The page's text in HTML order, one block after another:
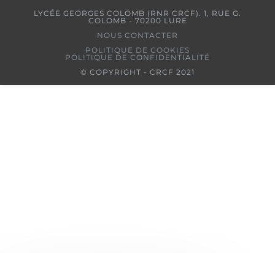
LYCÉE GEORGES COLOMB (RNR CRCF). 1, RUE G.
COLOMB - 70200 LURE
NOUS CONTACTER
POLITIQUE DE COOKIES
POLITIQUE DE CONFIDENTIALITÉ
© COPYRIGHT - CRCF 2021